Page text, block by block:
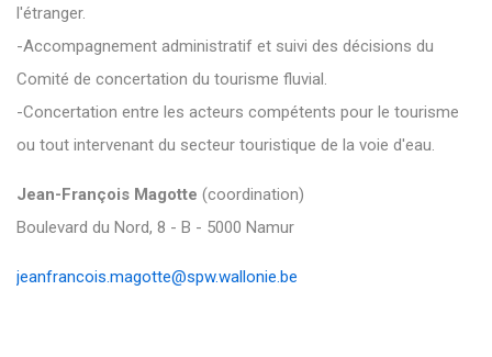
l'étranger.
-Accompagnement administratif et suivi des décisions du
Comité de concertation du tourisme fluvial.
-Concertation entre les acteurs compétents pour le tourisme
ou tout intervenant du secteur touristique de la voie d'eau.
Jean-François Magotte (coordination)
Boulevard du Nord, 8 - B - 5000 Namur
jeanfrancois.magotte@spw.wallonie.be